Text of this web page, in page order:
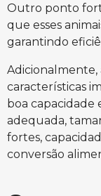
Outro ponto
que esses
garantindo
Adicionalmente,
características
boa
adequada,
fortes,
conversão